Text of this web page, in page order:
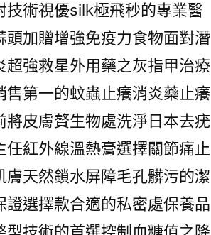
技術視優silk極飛秒的專業醫
加贈增強免疫力食物面對潛
強救星外用藥之灰指甲治療
第一的蚊蟲止癢消炎藥止癢
皮膚贅生物處洗淨日本去疣
紅外線溫熱膏選擇關節痛止
天然鎖水屏障毛孔髒污的潔
選擇款合適的私密處保養品